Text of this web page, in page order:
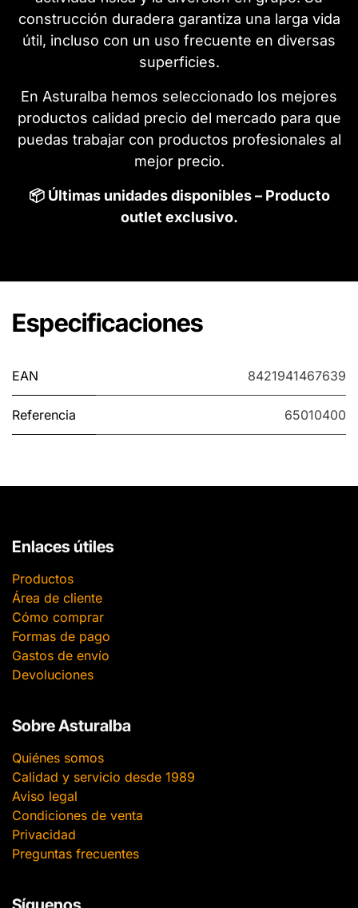
construcción duradera garantiza una larga vida
útil, incluso con un uso frecuente en diversas
superficies.
En Asturalba hemos seleccionado los mejores
productos calidad precio del mercado para que
puedas trabajar con productos profesionales al
mejor precio.
📦 Últimas unidades disponibles – Producto
outlet exclusivo.
Especificaciones
EAN 8421941467639
Referencia 65010400
Enlaces útiles
Productos
Área de cliente
Cómo comprar
Formas de pago
Gastos de envío
Devoluciones
Sobre Asturalba
Quiénes somos
Calidad y servicio desde 1989
Aviso legal
Condiciones de venta
Privacidad
Preguntas frecuentes